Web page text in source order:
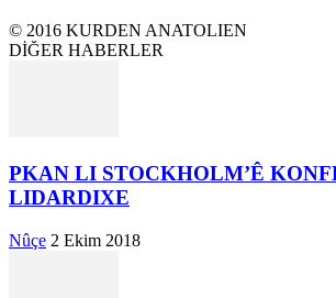
© 2016 KURDEN ANATOLIEN
DİĞER HABERLER
PKAN LI STOCKHOLM’Ê
LIDARDIXE
Nûçe 2 Ekim 2018